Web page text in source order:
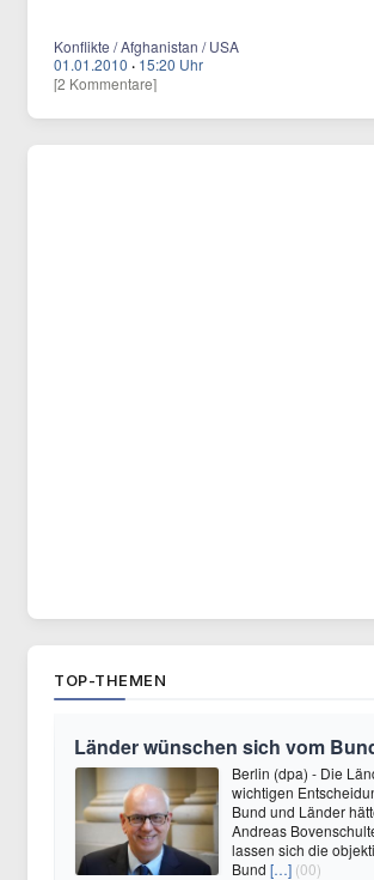
Konflikte / Afghanistan / USA
01.01.2010 · 15:20 Uhr
[2 Kommentare]
TOP-THEMEN
Länder wünschen sich vom
Berlin (dpa) - Die
wichtigen
Bund und Länder
Andreas
lassen sich die
Bund […] (00)